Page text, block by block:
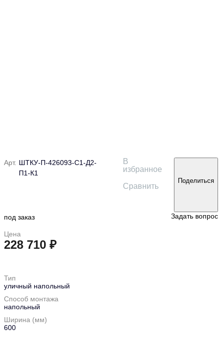
Арт. ШТКУ-П-426093-С1-Д2-
П1-К1
В
избранное
Сравнить
Поделиться
под заказ Задать вопрос
Цена
228 710 ₽
Тип
уличный напольный
Способ монтажа
напольный
Ширина (мм)
600